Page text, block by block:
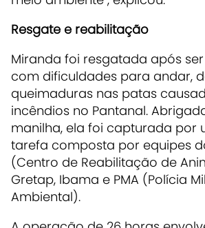
Resgate e reabilitação
Miranda foi resgatada após
com dificuldades para andar,
queimaduras nas patas
incêndios no Pantanal.
manilha, ela foi capturada por
tarefa composta por equipes
(Centro de Reabilitação de
Gretap, Ibama e PMA (Polícia
Ambiental).